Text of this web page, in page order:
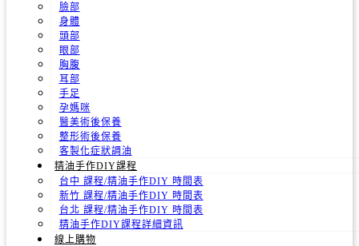
臉部
身體
頭部
眼部
胸腹
耳部
手足
孕媽咪
醫美術後保養
整形術後保養
客製化症狀調油
精油手作DIY課程
台中 課程/精油手作DIY 時間表
新竹 課程/精油手作DIY 時間表
台北 課程/精油手作DIY 時間表
精油手作DIY課程詳細資訊
線上購物